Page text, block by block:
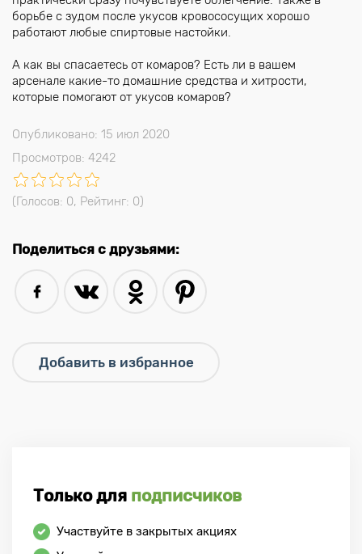
борьбе с зудом после укусов кровососущих хорошо
работают любые спиртовые настойки.
А как вы спасаетесь от комаров? Есть ли в вашем
арсенале какие-то домашние средства и хитрости,
которые помогают от укусов комаров?
Опубликовано: 15 июл 2020
Просмотров: 4242
(Голосов: 0, Рейтинг: 0)
Поделиться с друзьями:
Только для подписчиков
Участвуйте в закрытых акциях